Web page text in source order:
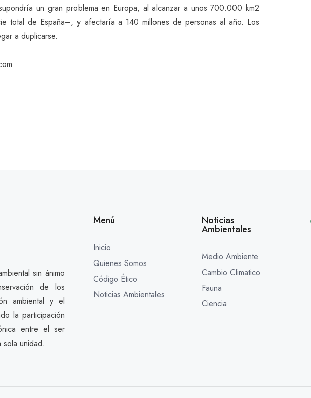
un gran problema en Europa, al alcanzar a unos 700.000 km2
total de España–, y afectaría a 140 millones de personas al año. Los
a duplicarse.
sin ánimo
de los
ambiental y el
la participación
entre el ser
sola unidad.
Menú
Inicio
Quienes Somos
Código Ético
Noticias Ambientales
Noticias
Ambientales
Medio Ambiente
Cambio Climatico
Fauna
Ciencia